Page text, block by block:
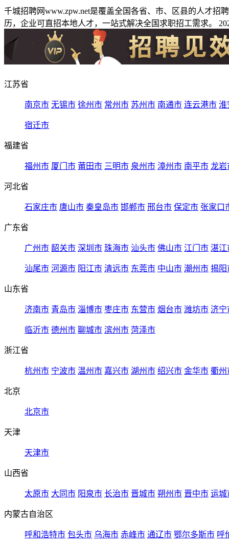
千城招聘网www.zpw.net是覆盖全国各省、市、区县的人才
历，企业可直招本地人才，一站式解决全国求职招工需求。
江苏省
南京市 无锡市 徐州市 常州市 苏州市 南通市 连云港市 淮
宿迁市
福建省
福州市 厦门市 莆田市 三明市 泉州市 漳州市 南平市 龙岩
河北省
石家庄市 唐山市 秦皇岛市 邯郸市 邢台市 保定市 张家口
广东省
广州市 韶关市 深圳市 珠海市 汕头市 佛山市 江门市 湛江
汕尾市 河源市 阳江市 清远市 东莞市 中山市 潮州市 揭阳
山东省
济南市 青岛市 淄博市 枣庄市 东营市 烟台市 潍坊市 济宁
临沂市 德州市 聊城市 滨州市 菏泽市
浙江省
杭州市 宁波市 温州市 嘉兴市 湖州市 绍兴市 金华市 衢州
北京
北京市
天津
天津市
山西省
太原市 大同市 阳泉市 长治市 晋城市 朔州市 晋中市 运城
内蒙古自治区
呼和浩特市 包头市 乌海市 赤峰市 通辽市 鄂尔多斯市 呼